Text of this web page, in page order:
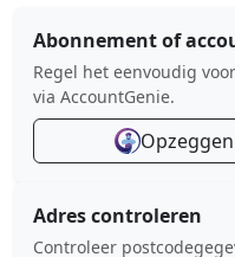
Abonnement of
Regel het eenvoudig voor
via AccountGenie.
Adres controleren
Controleer